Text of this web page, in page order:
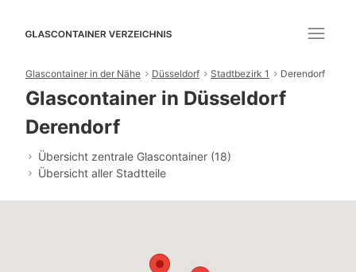
Glascontainer in der Nähe Düsseldorf Stadtbezirk 1 Derendorf
Glascontainer in Düsseldorf
Derendorf
Übersicht zentrale Glascontainer (18)
Übersicht aller Stadtteile